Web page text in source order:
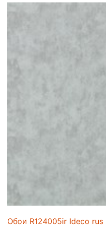
Обои R124005ir Ideco rus